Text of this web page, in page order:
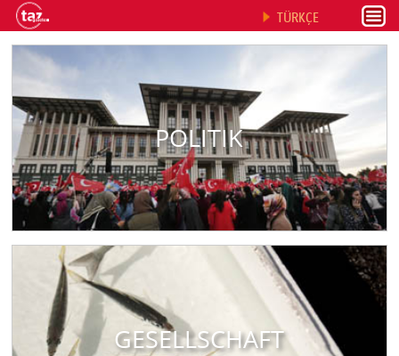
TÜRKÇE
POLITIK
GESELLSCHAFT